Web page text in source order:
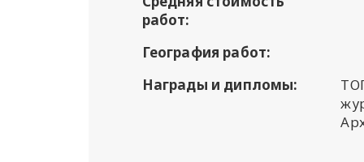
работ:
География работ:
Награды и дипломы: